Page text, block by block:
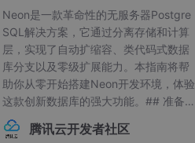
Neon是一款革命性的无服务器Postgre
SQL解决方案，它通过分离存储和计算
层，实现了自动扩缩容、类代码式数据
库分支以及零级扩展能力。本指南将帮
助你从零开始搭建Neon开发环境，体验
这款创新数据库的强大功能。## 准备工
作：环境要求与依赖项在开始搭建Neon
环境前，请确保你的系统满足以下要
腾讯云开发者社区